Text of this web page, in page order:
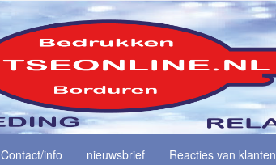
Contact/info nieuwsbrief Reacties van klanten